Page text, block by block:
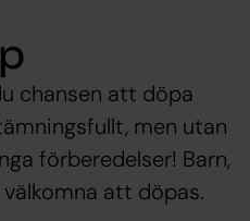
chansen att döpa
men utan
förberedelser! Barn,
att döpas.